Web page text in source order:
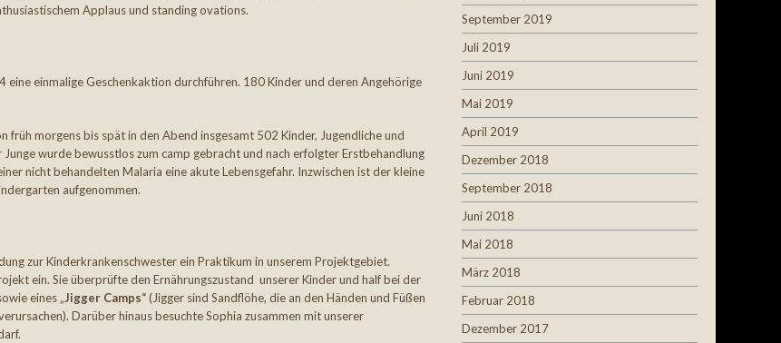
Applaus und standing ovations.
einmalige Geschenkaktion durchführen. 180 Kinder und deren Angehörige
früh morgens bis spät in den Abend insgesamt 502 Kinder, Jugendliche und
wurde bewusstlos zum camp gebracht und nach erfolgter Erstbehandlung
nicht behandelten Malaria eine akute Lebensgefahr. Inzwischen ist der kleine
aufgenommen.
zur Kinderkrankenschwester ein Praktikum in unserem Projektgebiet.
ein. Sie überprüfte den Ernährungszustand unserer Kinder und half bei der
eines „Jigger Camps“(Jigger sind Sandflöhe, die an den Händen und Füßen
Darüber hinaus besuchte Sophia zusammen mit unserer
September 2019
Juli 2019
Juni 2019
Mai 2019
April 2019
Dezember 2018
September 2018
Juni 2018
Mai 2018
März 2018
Februar 2018
Dezember 2017